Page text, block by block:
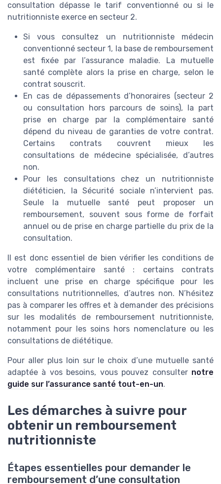
consultation dépasse le tarif conventionné ou si le
nutritionniste exerce en secteur 2.
Si vous consultez un nutritionniste médecin
conventionné secteur 1, la base de remboursement
est fixée par l’assurance maladie. La mutuelle
santé complète alors la prise en charge, selon le
contrat souscrit.
En cas de dépassements d’honoraires (secteur 2
ou consultation hors parcours de soins), la part
prise en charge par la complémentaire santé
dépend du niveau de garanties de votre contrat.
Certains contrats couvrent mieux les
consultations de médecine spécialisée, d’autres
non.
Pour les consultations chez un nutritionniste
diététicien, la Sécurité sociale n’intervient pas.
Seule la mutuelle santé peut proposer un
remboursement, souvent sous forme de forfait
annuel ou de prise en charge partielle du prix de la
consultation.
Il est donc essentiel de bien vérifier les conditions de
votre complémentaire santé : certains contrats
incluent une prise en charge spécifique pour les
consultations nutritionnelles, d’autres non. N’hésitez
pas à comparer les offres et à demander des précisions
sur les modalités de remboursement nutritionniste,
notamment pour les soins hors nomenclature ou les
consultations de diététique.
Pour aller plus loin sur le choix d’une mutuelle santé
adaptée à vos besoins, vous pouvez consulter notre
guide sur l’assurance santé tout-en-un.
Les démarches à suivre pour
obtenir un remboursement
nutritionniste
Étapes essentielles pour demander le
remboursement d’une consultation